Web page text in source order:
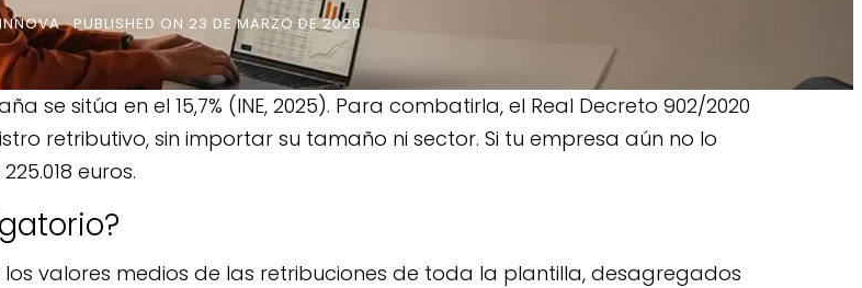
PUBLISHED ON 23 DE MARZO DE 2026
se sitúa en el 15,7% (INE, 2025). Para combatirla, el Real Decreto 902/2020
retributivo, sin importar su tamaño ni sector. Si tu empresa aún no lo
euros.
valores medios de las retribuciones de toda la plantilla, desagregados